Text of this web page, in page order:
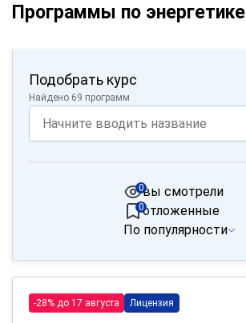
Программы по энергетике
Подобрать курс
Найдено 69 программ
вы смотрели
0
отложенные
0
По популярности
-28% до 17 августа Лицензия